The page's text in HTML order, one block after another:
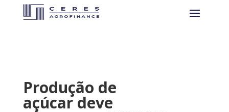
Produção de
açúcar deve